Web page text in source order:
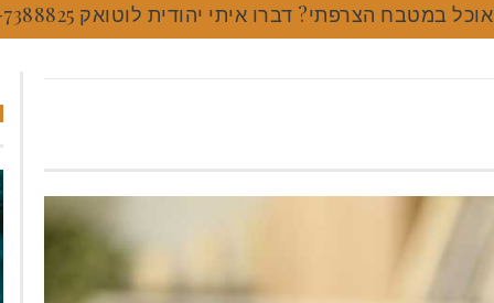
במטבח הצרפתי? דברו איתי יהודית לוטואק 054-7388825.